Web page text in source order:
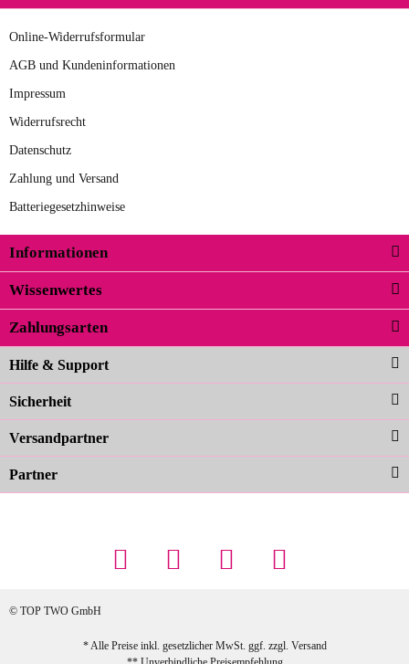
Online-Widerrufsformular
AGB und Kundeninformationen
Impressum
Widerrufsrecht
Datenschutz
Zahlung und Versand
Batteriegesetzhinweise
Informationen
Wissenwertes
Zahlungsarten
Hilfe & Support
Sicherheit
Versandpartner
Partner
© TOP TWO GmbH
* Alle Preise inkl. gesetzlicher MwSt. ggf. zzgl. Versand